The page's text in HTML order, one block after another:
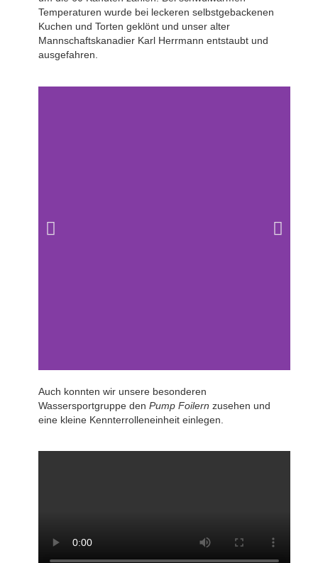
Temperaturen wurde bei leckeren selbstgebackenen
Kuchen und Torten geklönt und unser alter
Mannschaftskanadier Karl Herrmann entstaubt und
ausgefahren.
Auch konnten wir unsere besonderen
Wassersportgruppe den Pump Foilern zusehen und
eine kleine Kennterrolleneinheit einlegen.